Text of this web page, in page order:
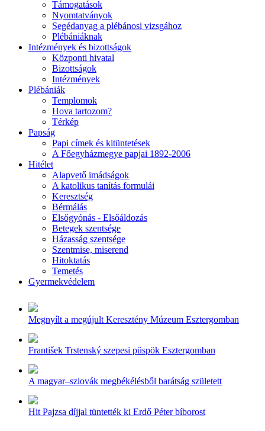
Támogatások
Nyomtatványok
Segédanyag a plébánosi vizsgához
Plébániáknak
Intézmények és bizottságok
Központi hivatal
Bizottságok
Intézmények
Plébániák
Templomok
Hova tartozom?
Térkép
Papság
Papi címek és kitüntetések
A Főegyházmegye papjai 1892-2006
Hitélet
Alapvető imádságok
A katolikus tanítás formulái
Keresztség
Bérmálás
Elsőgyónás - Elsőáldozás
Betegek szentsége
Házasság szentsége
Szentmise, miserend
Hitoktatás
Temetés
Gyermekvédelem
Megnyílt a megújult Keresztény Múzeum Esztergomban
František Trstenský szepesi püspök Esztergomban
A magyar–szlovák megbékélésből barátság született
Hit Pajzsa díjjal tüntették ki Erdő Péter bíborost